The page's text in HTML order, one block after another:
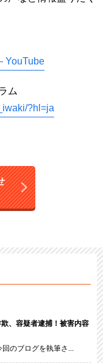
YouTube
ム
?hl=ja
欺、容疑者逮捕！被害内容
のブログを執筆さ...